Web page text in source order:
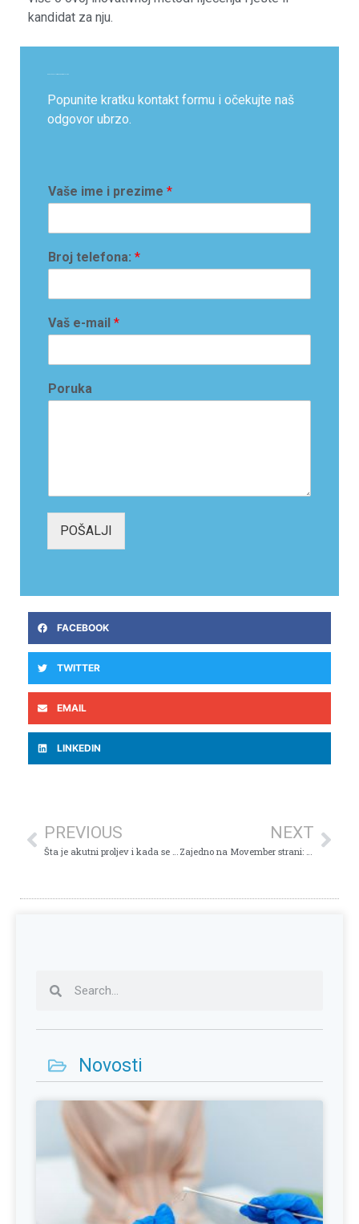
kandidat za nju.
Popunite kratku kontakt formu i očekujte naš
odgovor ubrzo.
Vaše ime i prezime *
Broj telefona: *
Vaš e-mail *
Poruka
POŠALJI
FACEBOOK
TWITTER
EMAIL
LINKEDIN
PREVIOUS
Šta je akutni proljev i kada se treba javiti infektologu?
NEXT
Zajedno na Movember strani: Akcijske cijene preventivnih pregleda u mjesecu muškog zdravlja
Novosti